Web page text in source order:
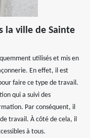
la ville de Sainte
utilisés et mis en
En effet, il est
faire ce type de travail.
qui a suivi des
Par conséquent, il
travail. À côté de cela, il
à tous.